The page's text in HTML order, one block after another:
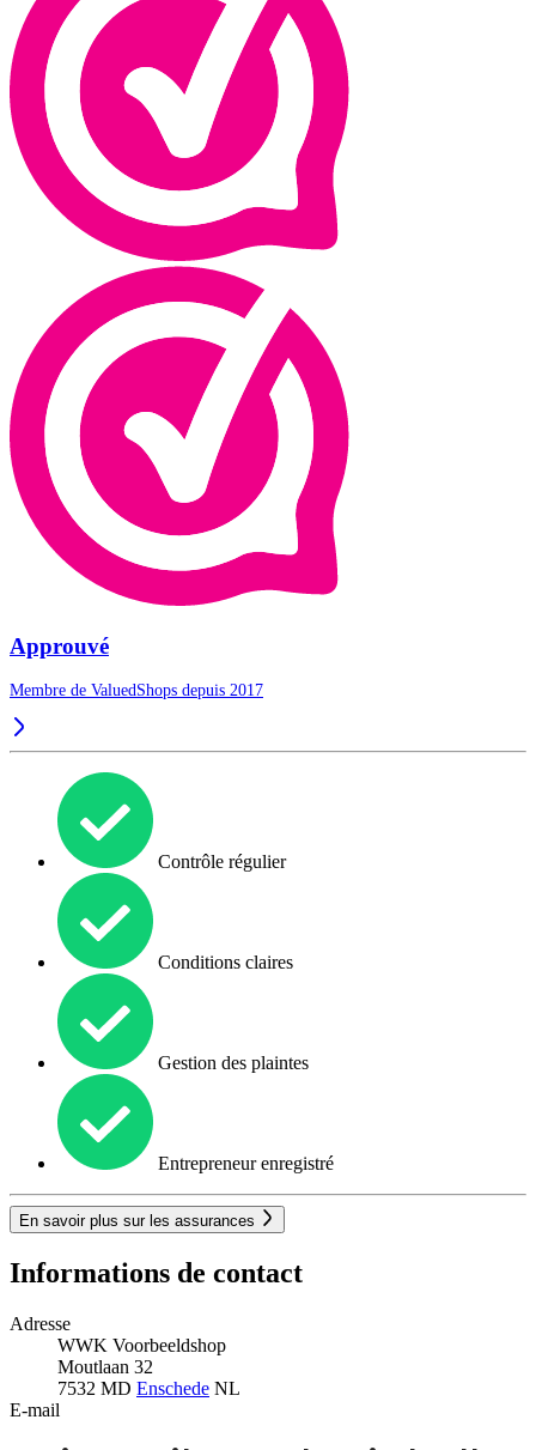
Approuvé
Membre de ValuedShops depuis 2017
Contrôle régulier
Conditions claires
Gestion des plaintes
Entrepreneur enregistré
En savoir plus sur les assurances
Informations de contact
Adresse
WWK Voorbeeldshop
Moutlaan 32
7532 MD Enschede NL
E-mail